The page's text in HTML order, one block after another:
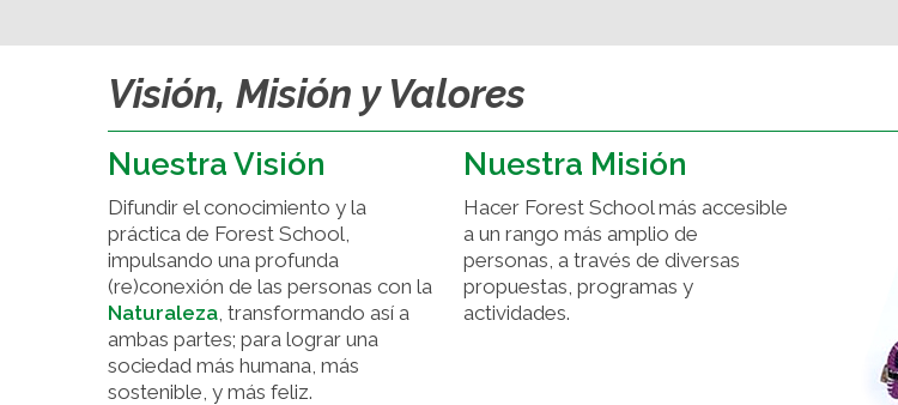
Visión, Misión y Valores
Nuestra Visión
Difundir el conocimiento y la
práctica de Forest School,
impulsando una profunda
(re)conexión de las personas con la
Naturaleza , transformando así a
ambas partes; para lograr una
sociedad más humana, más
sostenible, y más feliz.
Nuestra Misión
Hacer Forest School más accesible
a un rango más amplio de
personas, a través de diversas
propuestas, programas y
actividades.